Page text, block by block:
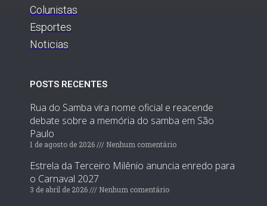
Colunistas
Esportes
Noticias
POSTS RECENTES
Rua do Samba vira nome oficial e reacende
debate sobre a memória do samba em São
Paulo
1 de agosto de 2026 Nenhum comentário
Estrela da Terceiro Milênio anuncia enredo para
o Carnaval 2027
3 de abril de 2026 Nenhum comentário